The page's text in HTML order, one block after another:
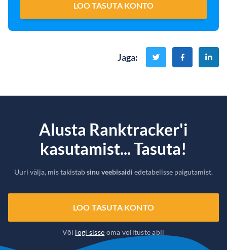
LOO TASUTA KONTO
Jaga:
Alusta Ranktracker'i
kasutamist... Tasuta!
Uuri välja, mis takistabsinu veebisaidi edetabelisse paigutamist.
LOO TASUTA KONTO
Või logi sisse oma volituste abil